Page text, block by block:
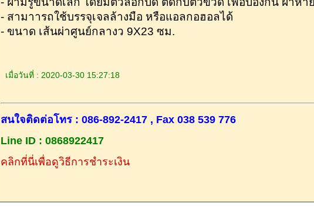
- สามาารถใช้บรรจุเจลล้างมือ หรือแอลกอฮอลได้
- ขนาด เส้นผ่าศูนย์กลางว 9X23 ซม.
เมื่อวันที่ : 2020-03-30 15:27:18
สนใจติดต่อโทร : 086-892-2417 , Fax 038 539 776
Line ID : 0868922417
คลิกที่นี่เพื่อดูวิธีการชำระเงิน